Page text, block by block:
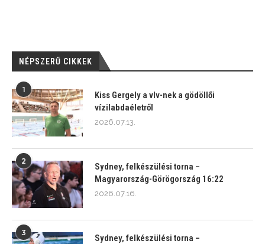
NÉPSZERŰ CIKKEK
1
Kiss Gergely a vlv-nek a gödöllői
vízilabdaéletről
2026.07.13.
2
Sydney, felkészülési torna –
Magyarország-Görögország 16:22
2026.07.16.
3
Sydney, felkészülési torna –